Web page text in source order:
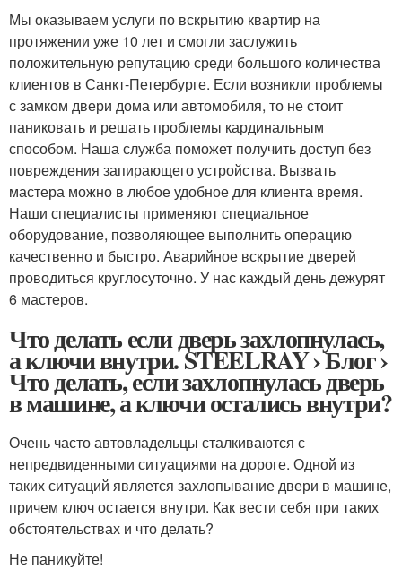
Мы оказываем услуги по вскрытию квартир на
протяжении уже 10 лет и смогли заслужить
положительную репутацию среди большого количества
клиентов в Санкт-Петербурге. Если возникли проблемы
с замком двери дома или автомобиля, то не стоит
паниковать и решать проблемы кардинальным
способом. Наша служба поможет получить доступ без
повреждения запирающего устройства. Вызвать
мастера можно в любое удобное для клиента время.
Наши специалисты применяют специальное
оборудование, позволяющее выполнить операцию
качественно и быстро. Аварийное вскрытие дверей
проводиться круглосуточно. У нас каждый день дежурят
6 мастеров.
Что делать если дверь захлопнулась,
а ключи внутри. STEELRAY › Блог ›
Что делать, если захлопнулась дверь
в машине, а ключи остались внутри?
Очень часто автовладельцы сталкиваются с
непредвиденными ситуациями на дороге. Одной из
таких ситуаций является захлопывание двери в машине,
причем ключ остается внутри. Как вести себя при таких
обстоятельствах и что делать?
Не паникуйте!